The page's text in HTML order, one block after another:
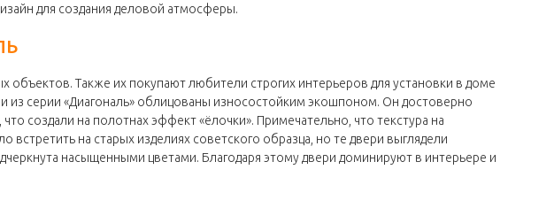
для создания деловой атмосферы.
Также их покупают любители строгих интерьеров для установки в доме
из серии «Диагональ» облицованы износостойким экошпоном. Он достоверно
создали на полотнах эффект «ёлочки». Примечательно, что текстура на
на старых изделиях советского образца, но те двери выглядели
насыщенными цветами. Благодаря этому двери доминируют в интерьере и